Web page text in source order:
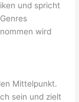
und spricht
wird
Mittelpunkt.
sein und zielt